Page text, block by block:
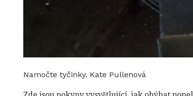
Namočte tyčinky. Kate Pullenová